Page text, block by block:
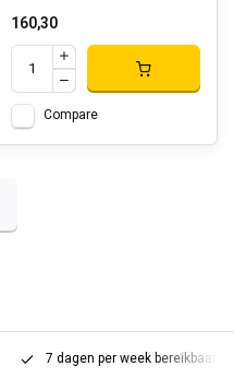
160,30
Compare
7 dagen per week bereikbaar